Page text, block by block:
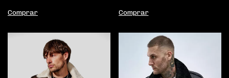
Comprar Comprar